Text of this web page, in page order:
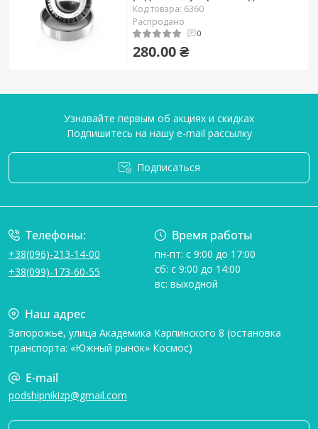
Код товара: 6360
Распродано
0
280.00 ₴
Узнавайте первым об акциях и скидках
Подпишитесь на нашу e-mail рассылку
Подписаться
Телефоны:
+38(096)-213-14-00
+38(099)-173-60-55
Время работы
пн-пт: с 9:00 до 17:00
сб: с 9:00 до 14:00
вс: выходной
Наш адрес
Запорожье, улица Академика Карпинского 8 (остановка
транспорта: «Южный рынок» Космос)
E-mail
podshipnikizp@gmail.com